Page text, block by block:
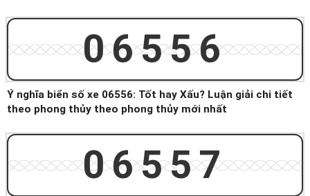
06556
Ý nghĩa biển số xe 06556: Tốt hay Xấu? Luận giải chi tiết
theo phong thủy theo phong thủy mới nhất
06557